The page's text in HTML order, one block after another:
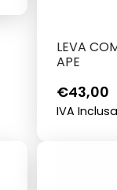
LEVA
APE
€43,00
IVA Inclusa